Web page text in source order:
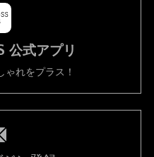
公式アプリ
れをプラス！